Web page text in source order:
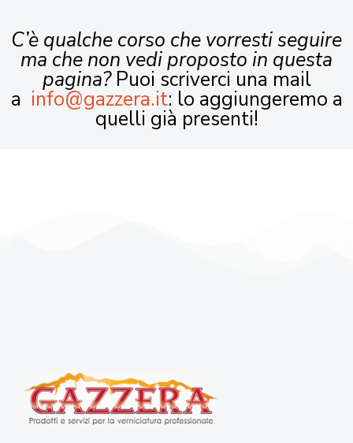
C’è qualche corso che vorresti seguire
ma che non vedi proposto in questa
pagina?Puoi scriverci una mail
a info@gazzera.it: lo aggiungeremo a
quelli già presenti!